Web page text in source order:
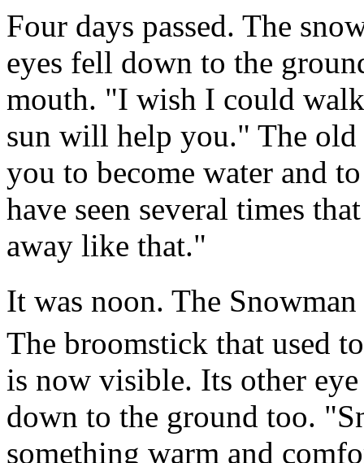
Four days passed. The
eyes fell down to the
mouth. "I wish I could
sun will help you." The
you to become water and
have seen several times
away like that."
It was noon. The Snowman
The broomstick that used
is now visible. Its other
down to the ground too.
something warm and